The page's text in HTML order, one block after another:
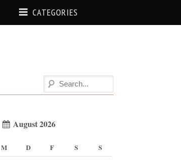
CATEGORIES
August 2026
M D F S S